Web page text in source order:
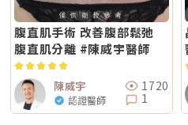
腹直肌手術 改善腹部鬆弛
腹直肌分離 #陳威宇醫師
陳威宇
認證醫師
1720
1